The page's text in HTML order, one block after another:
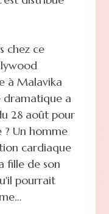
chez ce
à Malavika
dramatique a
28 août pour
? Un homme
cardiaque
fille de son
pourrait